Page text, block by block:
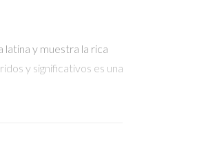
y muestra la rica
y significativos es una
La economía